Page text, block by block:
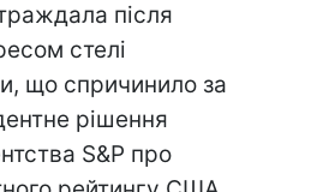
після
стелі
що спричинило за
рішення
S&P про